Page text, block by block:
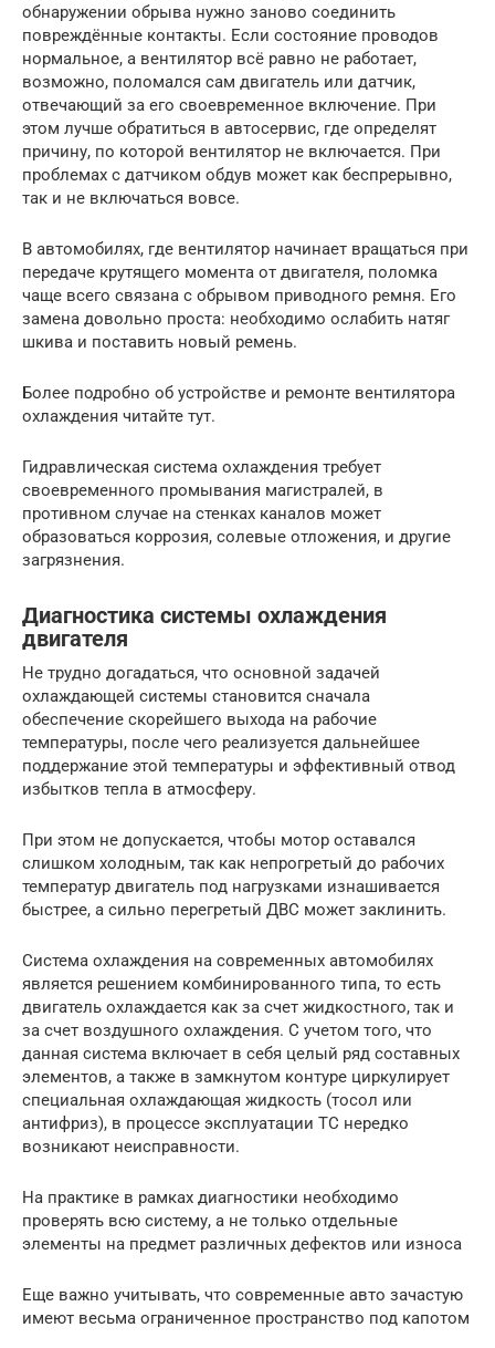
обнаружении обрыва нужно заново соединить
повреждённые контакты. Если состояние проводов
нормальное, а вентилятор всё равно не работает,
возможно, поломался сам двигатель или датчик,
отвечающий за его своевременное включение. При
этом лучше обратиться в автосервис, где определят
причину, по которой вентилятор не включается. При
проблемах с датчиком обдув может как беспрерывно,
так и не включаться вовсе.
В автомобилях, где вентилятор начинает вращаться при
передаче крутящего момента от двигателя, поломка
чаще всего связана с обрывом приводного ремня. Его
замена довольно проста: необходимо ослабить натяг
шкива и поставить новый ремень.
Более подробно об устройстве и ремонте вентилятора
охлаждения читайте тут.
Гидравлическая система охлаждения требует
своевременного промывания магистралей, в
противном случае на стенках каналов может
образоваться коррозия, солевые отложения, и другие
загрязнения.
Диагностика системы охлаждения
двигателя
Не трудно догадаться, что основной задачей
охлаждающей системы становится сначала
обеспечение скорейшего выхода на рабочие
температуры, после чего реализуется дальнейшее
поддержание этой температуры и эффективный отвод
избытков тепла в атмосферу.
При этом не допускается, чтобы мотор оставался
слишком холодным, так как непрогретый до рабочих
температур двигатель под нагрузками изнашивается
быстрее, а сильно перегретый ДВС может заклинить.
Система охлаждения на современных автомобилях
является решением комбинированного типа, то есть
двигатель охлаждается как за счет жидкостного, так и
за счет воздушного охлаждения. С учетом того, что
данная система включает в себя целый ряд составных
элементов, а также в замкнутом контуре циркулирует
специальная охлаждающая жидкость (тосол или
антифриз), в процессе эксплуатации ТС нередко
возникают неисправности.
На практике в рамках диагностики необходимо
проверять всю систему, а не только отдельные
элементы на предмет различных дефектов или износа
Еще важно учитывать, что современные авто зачастую
имеют весьма ограниченное пространство под капотом